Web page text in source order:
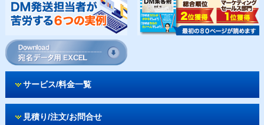
サービス/料金一覧
見積り/注文/お問合せ